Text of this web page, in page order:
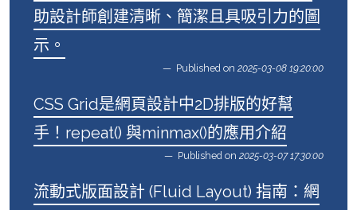
助設計師創建清晰、簡潔且具吸引力的圖
示。
Published on 2025-03-08 19:20:00
CSS Grid是網頁設計中2D排版的好幫
手！repeat() 與minmax()的應用介紹
Published on 2025-03-07 17:30:00
流動式版面設計 (Fluid Layout) 指南：網